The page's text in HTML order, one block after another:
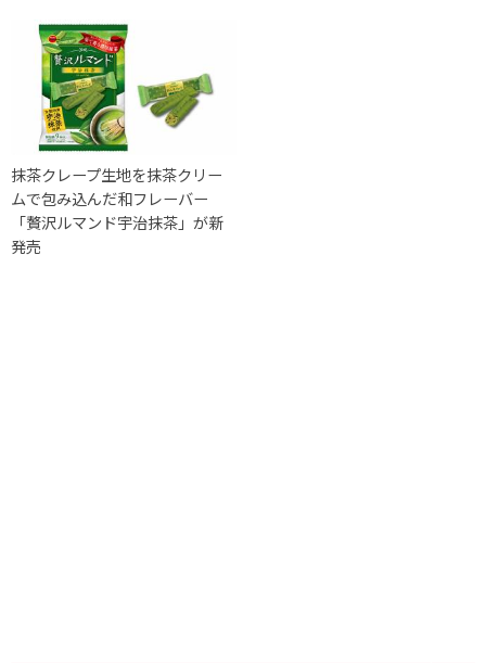
抹茶クレープ生地を抹茶クリー
ムで包み込んだ和フレーバー
「贅沢ルマンド宇治抹茶」が新
発売